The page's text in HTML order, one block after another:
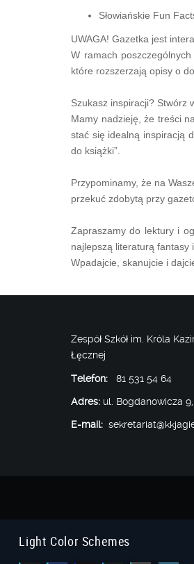
Słowiańskie Fun
UWAGA! Gazetka jest
W ramach
które rozszerzają opisy o
Szukasz inspiracji? Stwórz
Mamy nadzieję, że treści
stać się idealną inspiracją
do książki”.
Przypominamy, że na
przekuć zdobytą przy
Zapraszamy do lektury i
najlepszą literaturą fantasy
Wpadajcie, skanujcie i
Zespół Szkół im. Króla
Łęcznej
Telefon: 81 531 54 64
Adres: ul. Bogdanowicza
E-mail:
Light Color Schemes